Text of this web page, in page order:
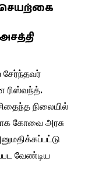
செயற்கை
ரிஸ்வந்த்.
நிலையில்
கோவை அரசு
வேண்டிய